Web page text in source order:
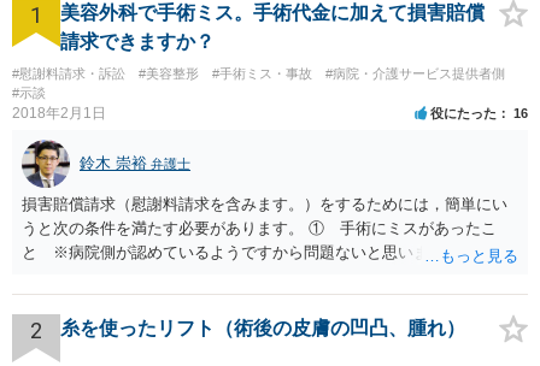
1
美容外科で手術ミス。手術代金に加えて損害賠償
請求できますか？
#慰謝料請求・訴訟 #美容整形 #手術ミス・事故
#病院・介護サービス提供者側
#示談
2018年2月1日 役にたった 16
鈴木 崇裕 弁護士
損害賠償請求（慰謝料請求を含みます。）をするためには，簡単にい
うと次の条件を満たす必要があります。 ① 手術にミスがあったこ
と ※病院側が認めているようですから問題ないと思います。 ② 手
術のミスの「せいで」マスクが外せなくなったこと ④ 仕事を休まな
ければならなくなった「せいで」休業損害が発生したこと ⑤ マスク
を外せなくなった「せいで」経済的に評価できる精神的な損害が発生
2 糸を使ったリフト（術後の皮膚の凹凸、腫れ）